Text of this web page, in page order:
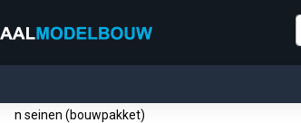
n seinen (bouwpakket)